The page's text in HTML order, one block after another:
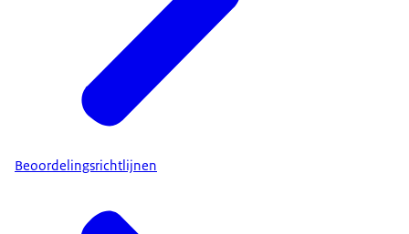
Neem dan contact op via info@tlokb.nl.
Wat zijn uw rechten?
Meer informatie over uw rechten vindt u op de
pagina
'Privacy' (link opent in nieuw tabblad)
Beoordelingsrichtlijnen